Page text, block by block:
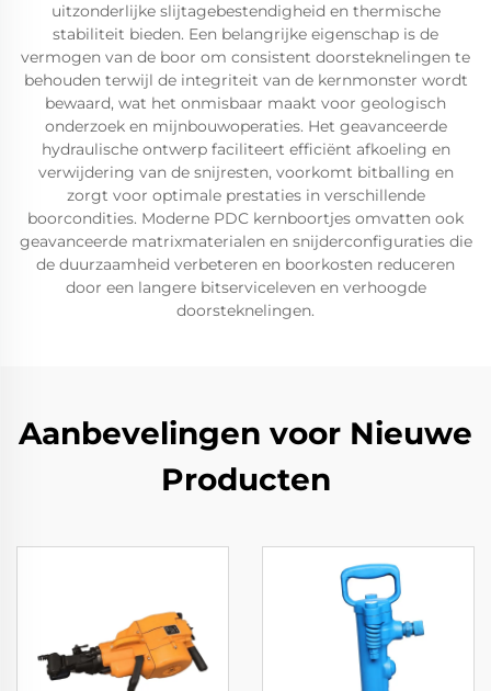
uitzonderlijke slijtagebestendigheid en thermische
stabiliteit bieden. Een belangrijke eigenschap is de
vermogen van de boor om consistent doorsteknelingen te
behouden terwijl de integriteit van de kernmonster wordt
bewaard, wat het onmisbaar maakt voor geologisch
onderzoek en mijnbouwoperaties. Het geavanceerde
hydraulische ontwerp faciliteert efficiënt afkoeling en
verwijdering van de snijresten, voorkomt bitballing en
zorgt voor optimale prestaties in verschillende
boorcondities. Moderne PDC kernboortjes omvatten ook
geavanceerde matrixmaterialen en snijderconfiguraties die
de duurzaamheid verbeteren en boorkosten reduceren
door een langere bitserviceleven en verhoogde
doorsteknelingen.
Aanbevelingen voor Nieuwe
Producten